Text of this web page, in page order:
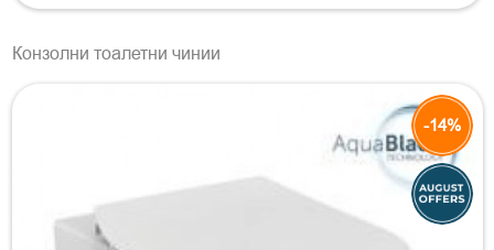
Конзолни тоалетни чинии
-14%